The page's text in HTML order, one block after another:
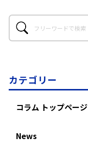
カテゴリー
コラム トップページ
News